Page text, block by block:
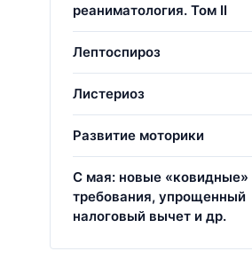
реаниматология. Том II
Лептоспироз
Листериоз
Развитие моторики
С мая: новые «ковидные»
требования, упрощенный
налоговый вычет и др.